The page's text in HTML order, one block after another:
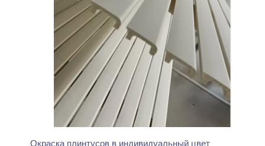
Окраска плинтусов в индивидуальный цвет